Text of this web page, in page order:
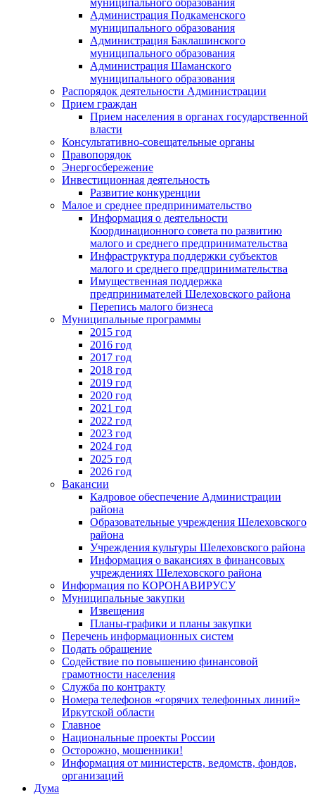
Администрация Подкаменского
муниципального образования
Администрация Баклашинского
муниципального образования
Администрация Шаманского
муниципального образования
Распорядок деятельности Администрации
Прием граждан
Прием населения в органах государственной
власти
Консультативно-совещательные органы
Правопорядок
Энергосбережение
Инвестиционная деятельность
Развитие конкуренции
Малое и среднее предпринимательство
Информация о деятельности
Координационного совета по развитию
малого и среднего предпринимательства
Инфраструктура поддержки субъектов
малого и среднего предпринимательства
Имущественная поддержка
предпринимателей Шелеховского района
Перепись малого бизнеса
Муниципальные программы
2015 год
2016 год
2017 год
2018 год
2019 год
2020 год
2021 год
2022 год
2023 год
2024 год
2025 год
2026 год
Вакансии
Кадровое обеспечение Администрации
района
Образовательные учреждения Шелеховского
района
Учреждения культуры Шелеховского района
Информация о вакансиях в финансовых
учреждениях Шелеховского района
Информация по КОРОНАВИРУСУ
Муниципальные закупки
Извещения
Планы-графики и планы закупки
Перечень информационных систем
Подать обращение
Содействие по повышению финансовой
грамотности населения
Служба по контракту
Номера телефонов «горячих телефонных линий»
Иркутской области
Главное
Национальные проекты России
Осторожно, мошенники!
Информация от министерств, ведомств, фондов,
организаций
Дума